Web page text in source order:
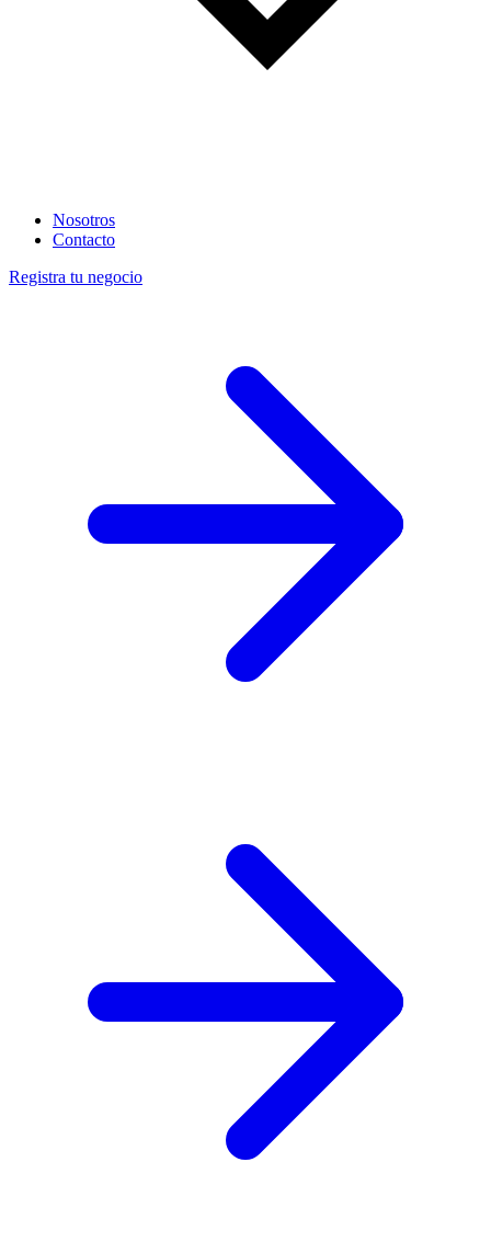
Nosotros
Contacto
Registra tu negocio